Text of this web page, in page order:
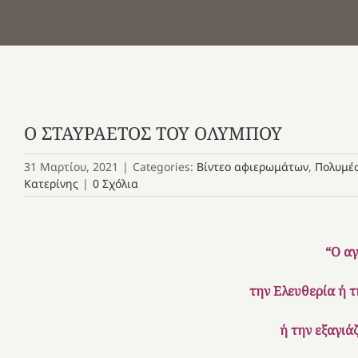
Ο ΣΤΑΥΡΑΕΤΟΣ ΤΟΥ ΟΛΥΜΠΟΥ
31 Μαρτίου, 2021 | Categories: Βίντεο αφιερωμάτων,
Κατερίνης | 0 Σχόλια
“Ο
την Ελευθερία ή
ή την